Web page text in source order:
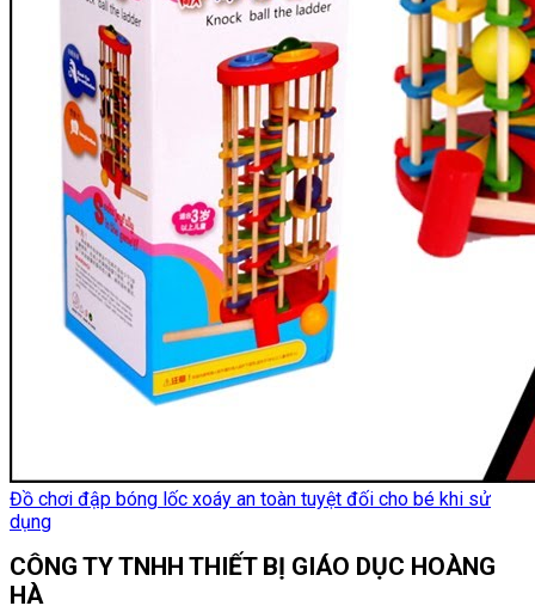
Đồ chơi đập bóng lốc xoáy an toàn tuyệt đối cho bé khi sử
dụng
CÔNG TY TNHH THIẾT BỊ GIÁO DỤC HOÀNG
HÀ